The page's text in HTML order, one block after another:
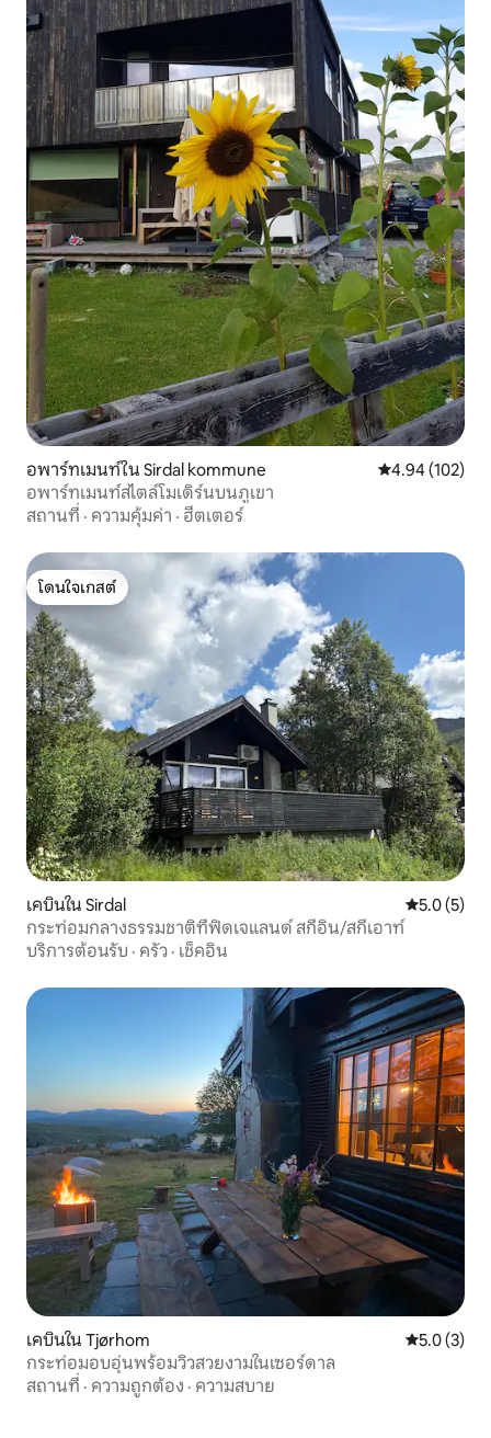
อพาร์ทเมนท์ใน Sirdal kommune คะแนนเฉลี่ย
4.94 (102)
อพาร์ทเมนท์สไตล์โมเดิร์นบนภูเขา
สถานที่ · ความคุ้มค่า · ฮีตเตอร์
โดนใจเกสต์
โดนใจเกสต์
เคบินใน Sirdal คะแนนเฉลี่
5.0 (5)
กระท่อมกลางธรรมชาติที่ฟิดเจแลนด์ สกีอิน/สกีเอาท์
บริการต้อนรับ · ครัว · เช็คอิน
เคบินใน Tjørhom คะแนนเฉลี่
5.0 (3)
กระท่อมอบอุ่นพร้อมวิวสวยงามในเซอร์ดาล
สถานที่ · ความถูกต้อง · ความสบาย